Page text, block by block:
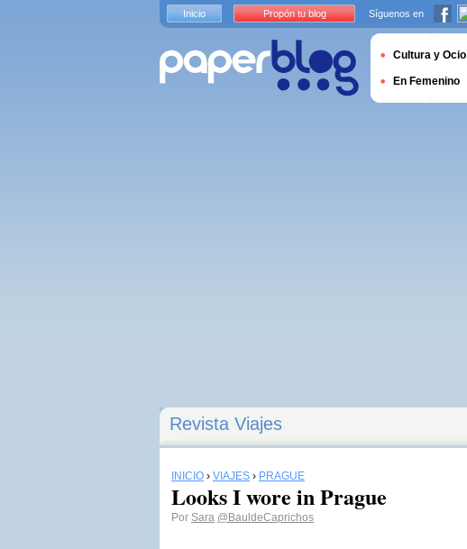
Revista Viajes
INICIO › VIAJES › PRAGUE
Looks I wore in Prague
Por Sara @BauldeCaprichos
Inicio Propón tu blog Síguenos en
Cultura y Ocio
En Femenino